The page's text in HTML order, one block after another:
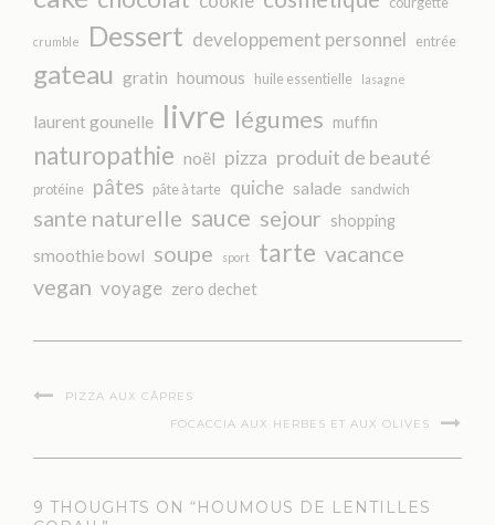
crumble Dessert developpement personnel entrée
gateau gratin houmous huile essentielle lasagne
laurent gounelle livre légumes muffin
naturopathie noël pizza produit de beauté
protéine pâtes pâte à tarte quiche salade sandwich
sante naturelle sauce sejour shopping
smoothie bowl soupe sport tarte vacance
vegan voyage zero dechet
PIZZA AUX CÂPRES
FOCACCIA AUX HERBES ET AUX OLIVES
9 THOUGHTS ON “HOUMOUS DE LENTILLES